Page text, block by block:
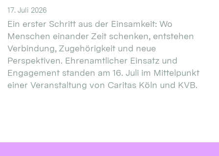
17. Juli 2026
Ein erster Schritt aus der Einsamkeit: Wo
Menschen einander Zeit schenken, entstehen
Verbindung, Zugehörigkeit und neue
Perspektiven. Ehrenamtlicher Einsatz und
Engagement standen am 16. Juli im Mittelpunkt
einer Veranstaltung von Caritas Köln und KVB.